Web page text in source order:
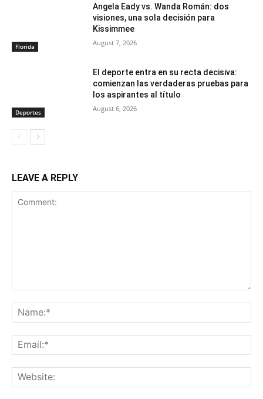
Florida
Angela Eady vs. Wanda Román: dos
visiones, una sola decisión para
Kissimmee
August 7, 2026
Deportes
El deporte entra en su recta decisiva:
comienzan las verdaderas pruebas para
los aspirantes al título
August 6, 2026
LEAVE A REPLY